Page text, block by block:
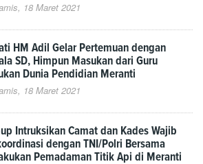
18 Maret 2021
HM Adil Gelar Pertemuan dengan
SD, Himpun Masukan dari Guru
Dunia Pendidian Meranti
18 Maret 2021
Intruksikan Camat dan Kades Wajib
dengan TNI/Polri Bersama
Pemadaman Titik Api di Meranti